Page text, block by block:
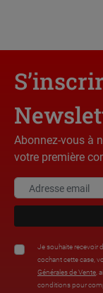
Abonnez-vous à
votre première
Je souhaite recevoir
cochant cette case,
Générales de Vente ,
conditions pour